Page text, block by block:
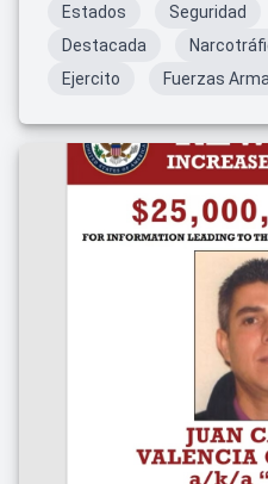
Estados Seguridad
Destacada
Ejercito
Fuerzas